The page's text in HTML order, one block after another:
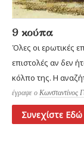
9 κούπα
Όλες οι ερωτικές
επιστολές αν δεν
κόλπο της. Η
έγραψε ο Κωνσταντίνος
Συνεχίστε Εδώ